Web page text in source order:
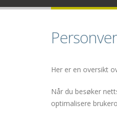
Her er en oversikt
Når du besøker
optimalisere